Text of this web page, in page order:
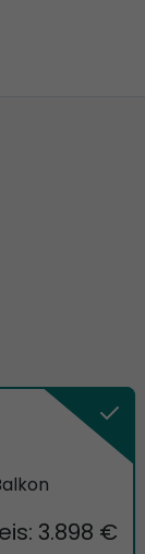
3.898 €